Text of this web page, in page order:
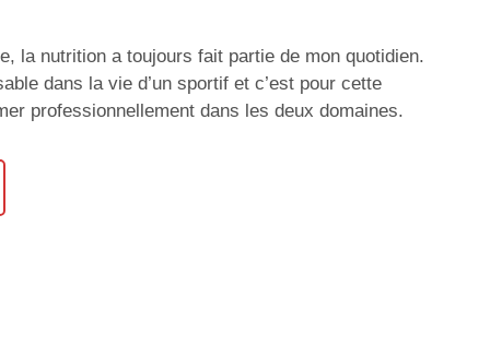
la nutrition a toujours fait partie de mon quotidien.
dans la vie d’un sportif et c’est pour cette
professionnellement dans les deux domaines.